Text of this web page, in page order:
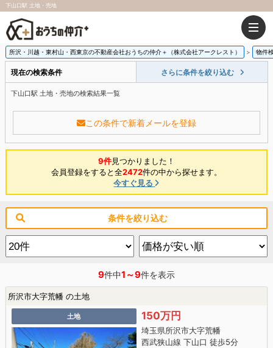
下山口駅 土地・売地
所沢・川越・東村山・西東京の不動産会社おうちの仲介＋（株式会社アークレスト） 物件
現在の検索条件 さらに条件を絞り込む
下山口駅 土地・売地の検索結果一覧
この条件で新着メールを登録
9件見つかりました！
会員登録をすると全2472件の中から探せます。
今すぐ見る
条件を絞り込む
9件中1～9件を表示
所沢市大字荒幡 の土地
土地 150万円
埼玉県所沢市大字荒幡
西武狭山線 下山口 徒歩5分